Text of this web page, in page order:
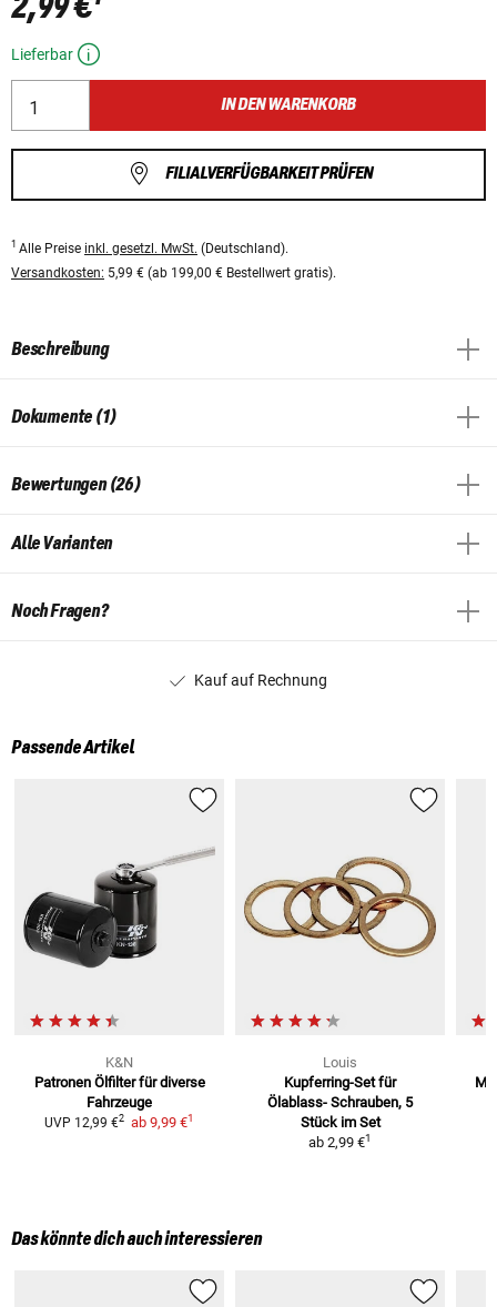
2,99 €
Lieferbar
IN DEN WARENKORB
FILIALVERFÜGBARKEIT PRÜFEN
1 Alle Preise inkl. gesetzl. MwSt. (Deutschland).
Versandkosten: 5,99 € (ab 199,00 € Bestellwert gratis).
Beschreibung
Dokumente (1)
Bewertungen (26)
Alle Varianten
Noch Fragen?
Kauf auf Rechnung
Passende Artikel
K&N
Patronen Ölfilter für diverse
Fahrzeuge
UVP 12,99 €2 ab 9,99 €1
Louis
Kupferring-Set für
Ölablass- Schrauben, 5
Stück im Set
ab 2,99 €1
Das könnte dich auch interessieren